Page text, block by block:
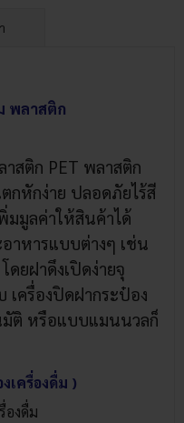
พลาสติก
าสติก PET พลาสติก
กหักง่าย ปลอดภัยไร้สี
มมูลค่าให้สินค้าได้
าหารแบบต่างๆ เช่น
ยฝาดึงเปิดง่ายจุ
เครื่องปิดฝากระป๋อง
ติ หรือแบบแมนนวลก็
เครื่องดื่ม )